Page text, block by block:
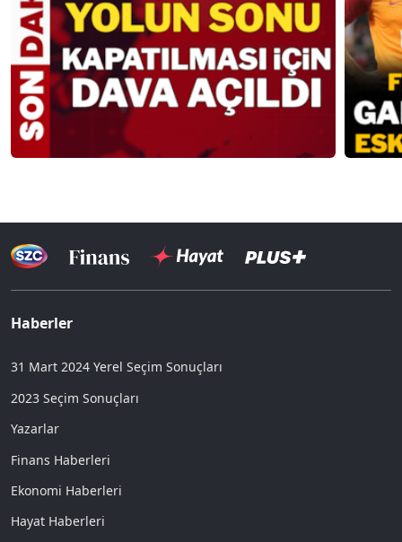
Haberler
31 Mart 2024 Yerel Seçim Sonuçları
2023 Seçim Sonuçları
Yazarlar
Finans Haberleri
Ekonomi Haberleri
Hayat Haberleri